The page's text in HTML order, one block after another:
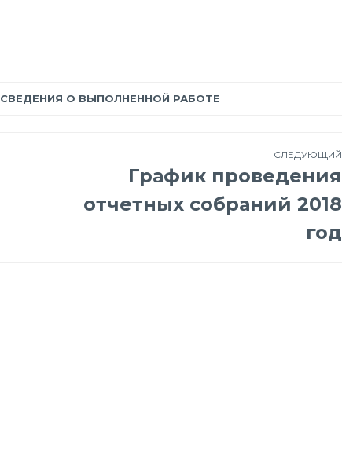
СВЕДЕНИЯ О ВЫПОЛНЕННОЙ РАБОТЕ
СЛЕДУЮЩИЙ
График проведения
отчетных собраний 2018
год